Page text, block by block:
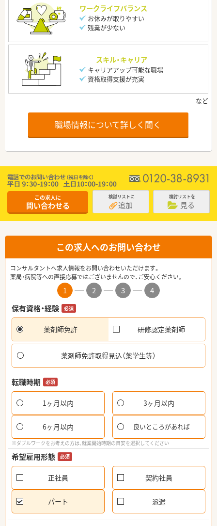
ワークライフバランス
お休みが取りやすい
残業が少ない
スキル・キャリア
キャリアアップ可能な職場
資格取得支援が充実
職場情報について詳しく聞く
この求人に
問い合わせる
検討リストに
追加
検討リストを
見る
この求人へのお問い合わせ
コンサルタントへ求人情報をお問い合わせいただけます。
薬局・病院等への直接応募ではございませんので、ご安心ください。
1 2 3
4
保有資格・経験
必須
薬剤師免許 研修認定薬剤師
薬剤師免許取得見込（薬学生等）
転職時期 必須
1ヶ月以内 3ヶ月以内
6ヶ月以内 良いところがあれば
※ダブルワークをお考えの方は、就業開始時期の目安を選択してください
希望雇用形態 必須
正社員 契約社員
パート 派遣